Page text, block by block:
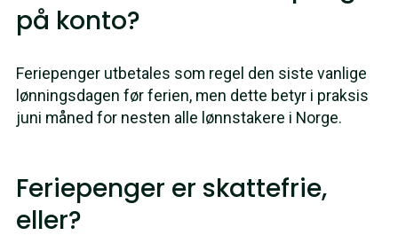
på konto?
Feriepenger utbetales som regel den siste vanlige
lønningsdagen før ferien, men dette betyr i praksis
juni måned for nesten alle lønnstakere i Norge.
Feriepenger er skattefrie,
eller?